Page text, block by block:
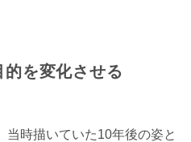
を変化させる
当時描いていた10年後の姿と